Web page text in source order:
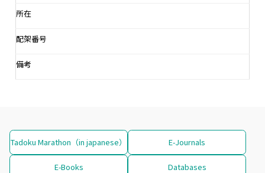
所在
配架番号
備考
Tadoku Marathon（in japanese） E-Journals
E-Books Databases